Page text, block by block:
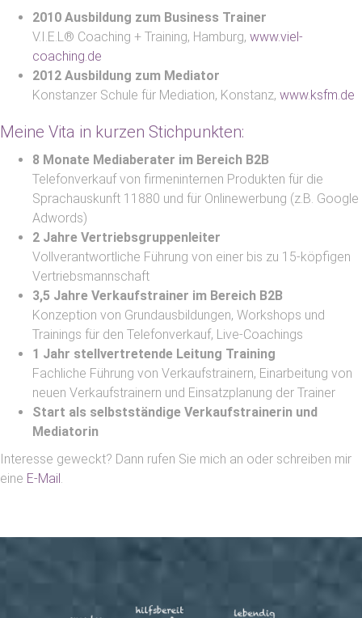
2010 Ausbildung zum Business Trainer
V.I.E.L® Coaching + Training, Hamburg, www.viel-
coaching.de
2012 Ausbildung zum Mediator
Konstanzer Schule für Mediation, Konstanz, www.ksfm.de
Meine Vita in kurzen Stichpunkten:
8 Monate Mediaberater im Bereich B2B
Telefonverkauf von firmeninternen Produkten für die
Sprachauskunft 11880 und für Onlinewerbung (z.B. Google
Adwords)
2 Jahre Vertriebsgruppenleiter
Vollverantwortliche Führung von einer bis zu 15-köpfigen
Vertriebsmannschaft
3,5 Jahre Verkaufstrainer im Bereich B2B
Konzeption von Grundausbildungen, Workshops und
Trainings für den Telefonverkauf, Live-Coachings
1 Jahr stellvertretende Leitung Training
Fachliche Führung von Verkaufstrainern, Einarbeitung von
neuen Verkaufstrainern und Einsatzplanung der Trainer
Start als selbstständige Verkaufstrainerin und
Mediatorin
Interesse geweckt? Dann rufen Sie mich an oder schreiben mir
eine E-Mail.